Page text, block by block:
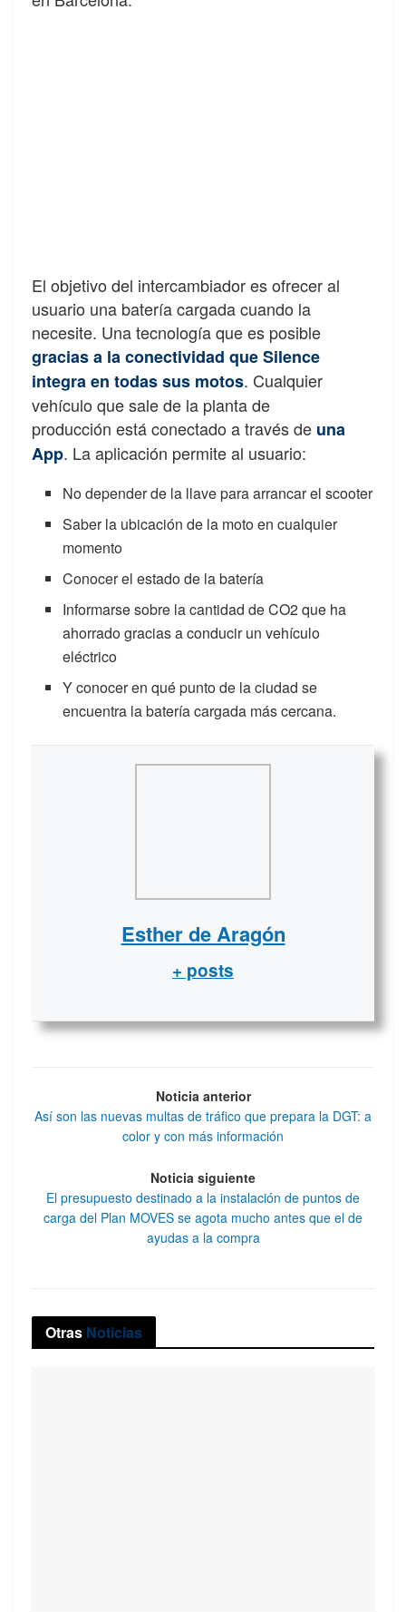
El objetivo del intercambiador es ofrecer al
usuario una batería cargada cuando la
necesite. Una tecnología que es posible
gracias a la conectividad que Silence
integra en todas sus motos. Cualquier
vehículo que sale de la planta de
producción está conectado a través de una
App. La aplicación permite al usuario:
No depender de la llave para arrancar el scooter
Saber la ubicación de la moto en cualquier
momento
Conocer el estado de la batería
Informarse sobre la cantidad de CO2 que ha
ahorrado gracias a conducir un vehículo
eléctrico
Y conocer en qué punto de la ciudad se
encuentra la batería cargada más cercana.
Esther de Aragón
+ posts
Noticia anterior
Así son las nuevas multas de tráfico que prepara la DGT: a
color y con más información
Noticia siguiente
El presupuesto destinado a la instalación de puntos de
carga del Plan MOVES se agota mucho antes que el de
ayudas a la compra
Otras Noticias